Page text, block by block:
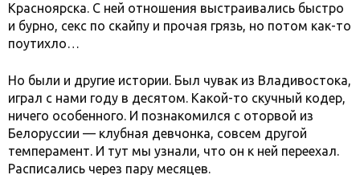
Красноярска. С ней отношения выстраивались быстро
и бурно, секс по скайпу и прочая грязь, но потом как-то
поутихло…
Но были и другие истории. Был чувак из Владивостока,
играл с нами году в десятом. Какой-то скучный кодер,
ничего особенного. И познакомился с оторвой из
Белоруссии — клубная девчонка, совсем другой
темперамент. И тут мы узнали, что он к ней переехал.
Расписались через пару месяцев.